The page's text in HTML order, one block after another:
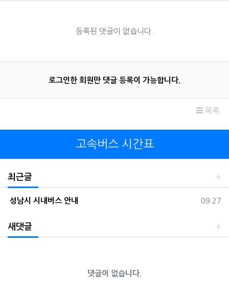
등록된 댓글이 없습니다.
로그인한 회원만 댓글 등록이 가능합니다.
목록
고속버스 시간표
최근글
등록일
09.27
성남시 시내버스 안내
새댓글
댓글이 없습니다.